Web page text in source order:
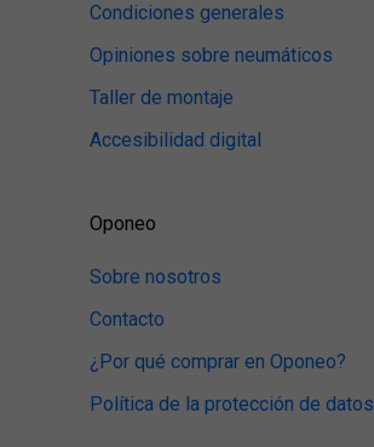
Condiciones generales
Opiniones sobre neumáticos
Taller de montaje
Accesibilidad digital
Oponeo
Sobre nosotros
Contacto
¿Por qué comprar en Oponeo?
Política de la protección de datos